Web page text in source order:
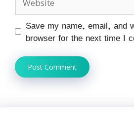
Save my name, email, and
browser for the next time I